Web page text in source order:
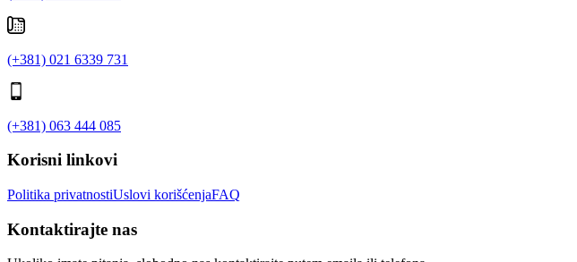
(+381) 021 6339 731
(+381) 063 444 085
Korisni linkovi
Politika privatnostiUslovi korišćenjaFAQ
Kontaktirajte nas